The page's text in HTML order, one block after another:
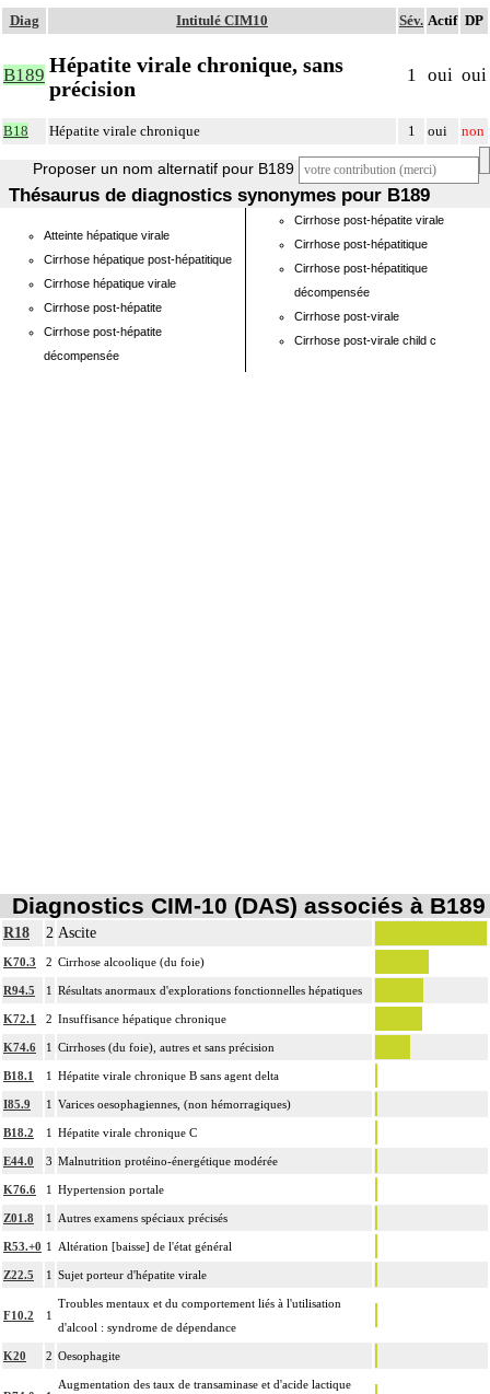
Diag Intitulé CIM10 Sév. Actif DP
B189 Hépatite virale chronique, sans
précision
1 oui oui
B18 Hépatite virale chronique 1 oui non
Proposer un nom alternatif pour B189
Thésaurus de diagnostics synonymes pour B189
Atteinte hépatique virale
Cirrhose hépatique post-hépatitique
Cirrhose hépatique virale
Cirrhose post-hépatite
Cirrhose post-hépatite
décompensée
Cirrhose post-hépatite virale
Cirrhose post-hépatitique
Cirrhose post-hépatitique
décompensée
Cirrhose post-virale
Cirrhose post-virale child c
Diagnostics CIM-10 (DAS) associés à B189
R18 2 Ascite
K70.3 2 Cirrhose alcoolique (du foie)
R94.5 1 Résultats anormaux d'explorations fonctionnelles hépatiques
K72.1 2 Insuffisance hépatique chronique
K74.6 1 Cirrhoses (du foie), autres et sans précision
B18.1 1 Hépatite virale chronique B sans agent delta
I85.9 1 Varices oesophagiennes, (non hémorragiques)
B18.2 1 Hépatite virale chronique C
E44.0 3 Malnutrition protéino-énergétique modérée
K76.6 1 Hypertension portale
Z01.8 1 Autres examens spéciaux précisés
R53.+0 1 Altération [baisse] de l'état général
Z22.5 1 Sujet porteur d'hépatite virale
F10.2 1
Troubles mentaux et du comportement liés à l'utilisation
d'alcool : syndrome de dépendance
K20 2 Oesophagite
Augmentation des taux de transaminase et d'acide lactique